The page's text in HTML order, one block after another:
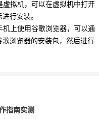
拟机，可以在虚拟机中打开
行安装。
上使用谷歌浏览器，可以通
浏览器的安装包，然后进行
指南实测